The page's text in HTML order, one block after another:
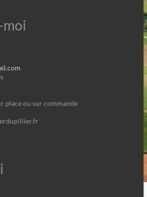
moi
place ou sur commande